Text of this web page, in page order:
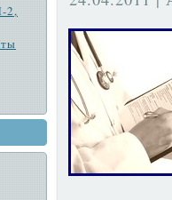
2,